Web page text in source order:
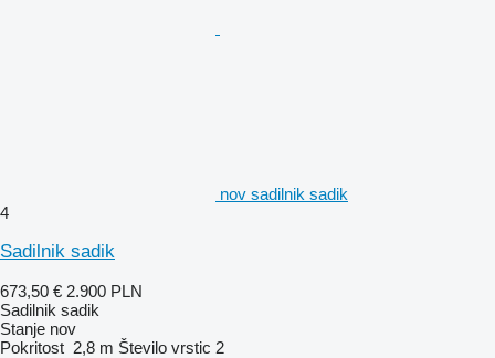
nov sadilnik sadik
4
Sadilnik sadik
673,50 € 2.900 PLN
Sadilnik sadik
Stanje nov
Pokritost 2,8 m Število vrstic 2